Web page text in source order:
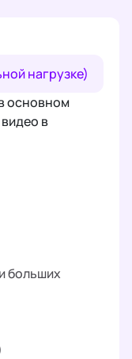
нагрузке)
основном
в
больших